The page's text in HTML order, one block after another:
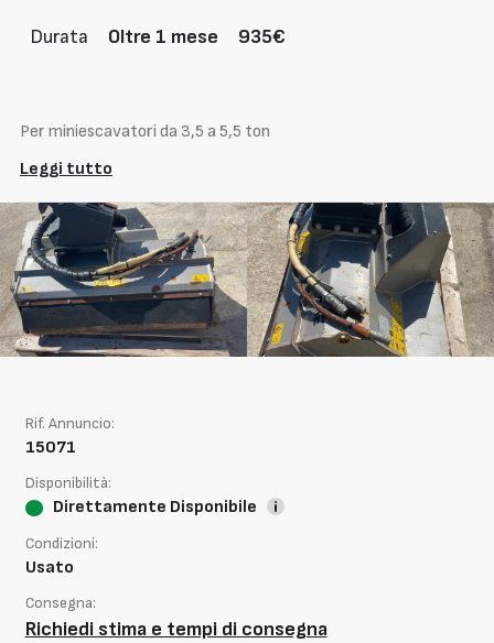
Durata Oltre 1 mese 935€
Per miniescavatori da 3,5 a 5,5 ton
Leggi tutto
Rif. Annuncio:
15071
Disponibilità:
Direttamente Disponibile
Condizioni:
Usato
Consegna:
Richiedi stima e tempi di consegna